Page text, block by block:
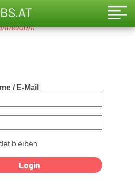
nutzen zu können, bitte ein
/ E-Mail
bleiben